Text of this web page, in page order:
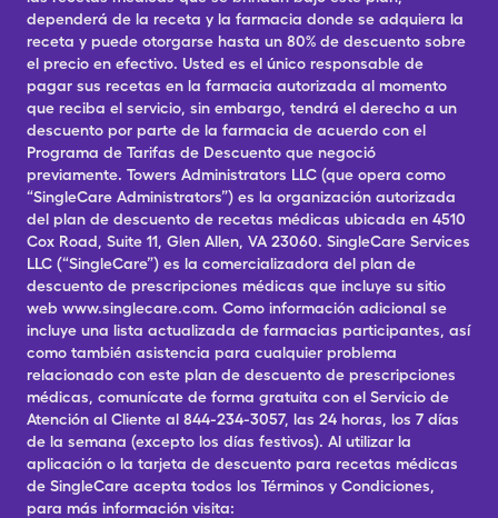
dependerá de la receta y la farmacia donde se adquiera la
receta y puede otorgarse hasta un 80% de descuento sobre
el precio en efectivo. Usted es el único responsable de
pagar sus recetas en la farmacia autorizada al momento
que reciba el servicio, sin embargo, tendrá el derecho a un
descuento por parte de la farmacia de acuerdo con el
Programa de Tarifas de Descuento que negoció
previamente. Towers Administrators LLC (que opera como
“SingleCare Administrators”) es la organización autorizada
del plan de descuento de recetas médicas ubicada en 4510
Cox Road, Suite 11, Glen Allen, VA 23060. SingleCare Services
LLC (“SingleCare”) es la comercializadora del plan de
descuento de prescripciones médicas que incluye su sitio
web www.singlecare.com. Como información adicional se
incluye una lista actualizada de farmacias participantes, así
como también asistencia para cualquier problema
relacionado con este plan de descuento de prescripciones
médicas, comunícate de forma gratuita con el Servicio de
Atención al Cliente al 844-234-3057, las 24 horas, los 7 días
de la semana (excepto los días festivos). Al utilizar la
aplicación o la tarjeta de descuento para recetas médicas
de SingleCare acepta todos los Términos y Condiciones,
para más información visita: